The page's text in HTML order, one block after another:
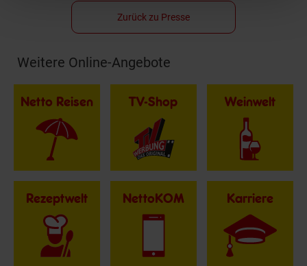
Zurück zu Presse
Fußzeile
Weitere Online-Angebote
Netto Reisen TV-Shop Weinwelt
Rezeptwelt NettoKOM Karriere